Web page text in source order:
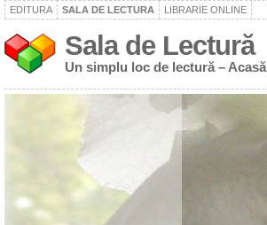
EDITURA SALA DE LECTURA LIBRARIE ONLINE
Sala de Lectură
Un simplu loc de lectură – Acasă